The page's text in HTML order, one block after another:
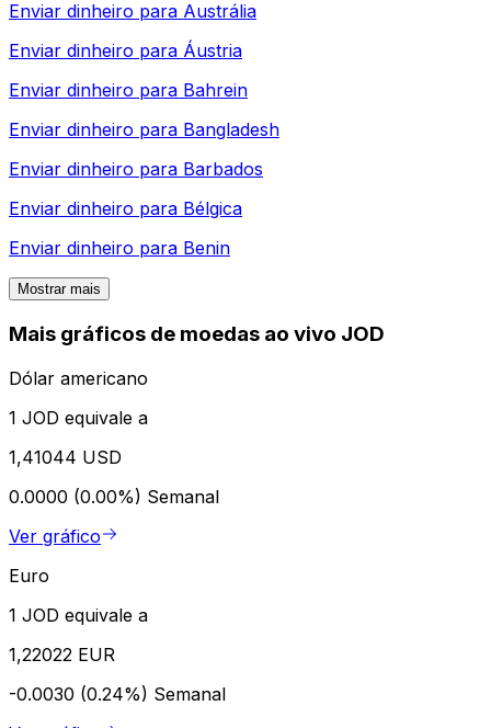
Enviar dinheiro para Austrália
Enviar dinheiro para Áustria
Enviar dinheiro para Bahrein
Enviar dinheiro para Bangladesh
Enviar dinheiro para Barbados
Enviar dinheiro para Bélgica
Enviar dinheiro para Benin
Mostrar mais
Mais gráficos de moedas ao vivo JOD
Dólar americano
1 JOD equivale a
1,41044 USD
0.0000 (0.00%) Semanal
Ver gráfico
Euro
1 JOD equivale a
1,22022 EUR
-0.0030 (0.24%) Semanal